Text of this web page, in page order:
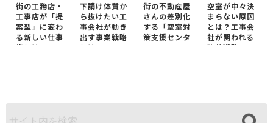
街の工務店・
工事店が「提
案型」に変わ
る新しい仕事
術とは
下請け体質か
ら抜けたい工
事会社が動き
出す事業戦略
とは
街の不動産屋
さんの差別化
する「空室対
策支援センタ
空室が中々決
まらない原因
とは？工事会
社が関われる
改善戦略